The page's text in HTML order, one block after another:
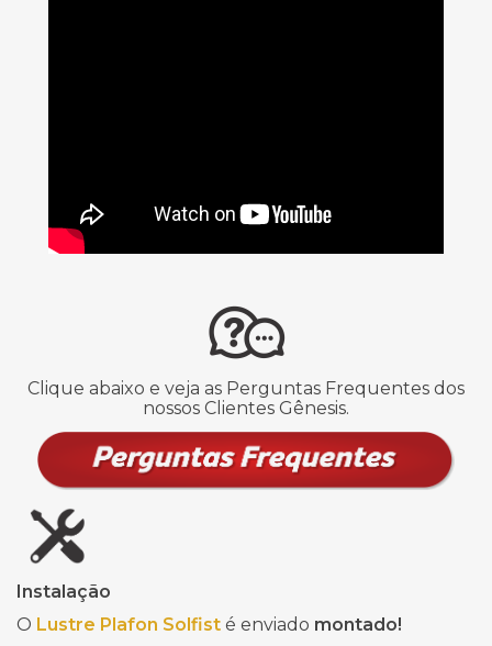
Clique abaixo e veja as Perguntas Frequentes dos
nossos Clientes Gênesis.
Instalação
O Lustre Plafon Solfist é enviado montado!